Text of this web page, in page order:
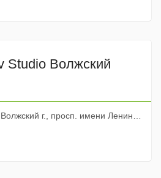
Studio Волжский
г., просп. имени Ленина, 32